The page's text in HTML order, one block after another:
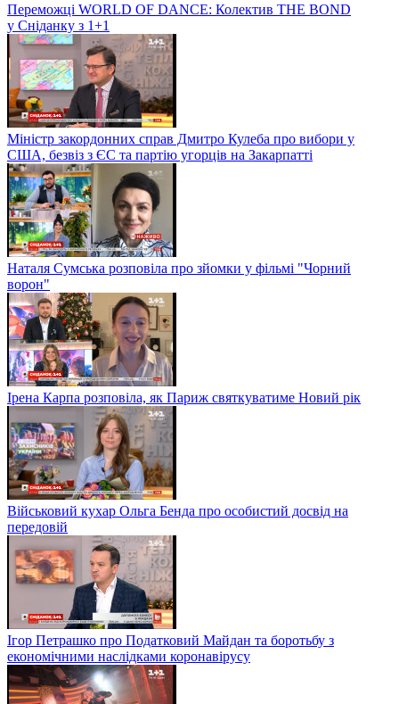
Переможці WORLD OF DANCE: Колектив THE BOND
у Сніданку з 1+1
Міністр закордонних справ Дмитро Кулеба про вибори у
США, безвіз з ЄС та партію угорців на Закарпатті
Наталя Сумська розповіла про зйомки у фільмі "Чорний
ворон"
Ірена Карпа розповіла, як Париж святкуватиме Новий рік
Військовий кухар Ольга Бенда про особистий досвід на
передовій
Ігор Петрашко про Податковий Майдан та боротьбу з
економічними наслідками коронавірусу